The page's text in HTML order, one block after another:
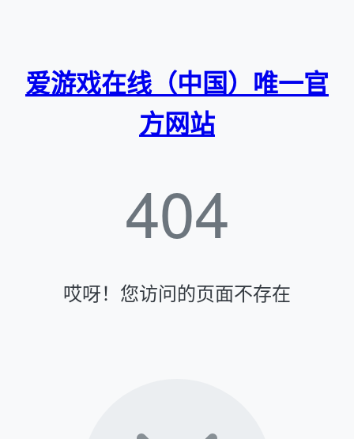
爱游戏在线（中国）唯一官
方网站
404
哎呀！您访问的页面不存在